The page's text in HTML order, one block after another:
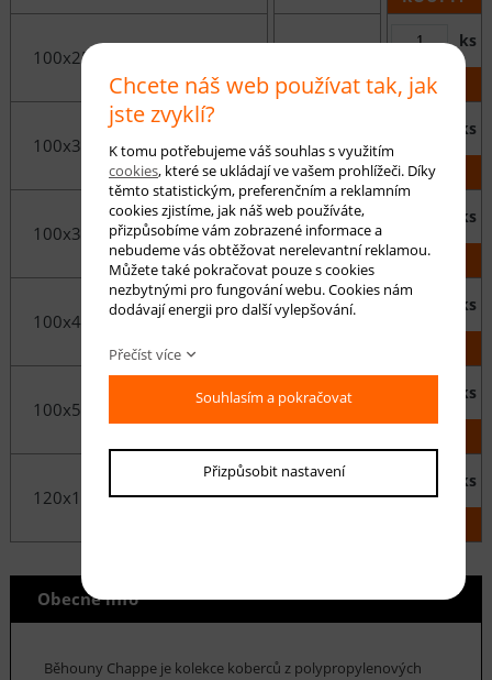
100x250 cm
ks
KOUPIT
100x300 cm 1 550 Kč
ks
KOUPIT
100x350 cm 1 810 Kč
ks
KOUPIT
100x400 cm 2 060 Kč
ks
100x500 cm
ks
120x170 cm 1 050 Kč
ks
Obecné info
Běhouny Chappe je kolekce koberců z polypropylenových
Chcete náš web používat tak, jak
jste zvyklí?
K tomu potřebujeme váš souhlas s využitím
cookies, které se ukládají ve vašem prohlížeči. Díky
těmto statistickým, preferenčním a reklamním
cookies zjistíme, jak náš web používáte,
přizpůsobíme vám zobrazené informace a
nebudeme vás obtěžovat nerelevantní reklamou.
Můžete také pokračovat pouze s cookies
nezbytnými pro fungování webu. Cookies nám
dodávají energii pro další vylepšování.
Přečíst více
Souhlasím a pokračovat
Přizpůsobit nastavení